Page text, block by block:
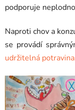
podporuje
Naproti chov a
se provádí
udržitelná